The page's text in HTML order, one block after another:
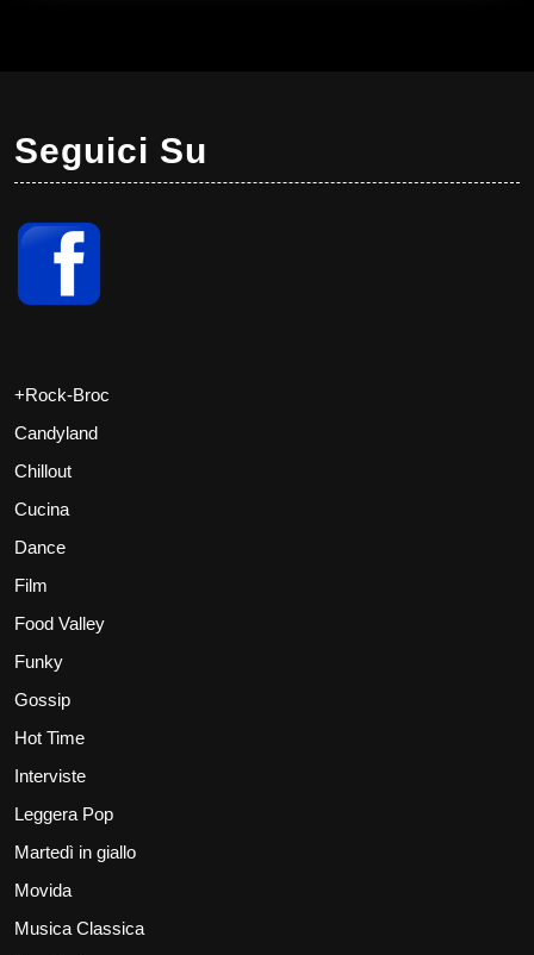
Seguici Su
+Rock-Broc
Candyland
Chillout
Cucina
Dance
Film
Food Valley
Funky
Gossip
Hot Time
Interviste
Leggera Pop
Martedì in giallo
Movida
Musica Classica